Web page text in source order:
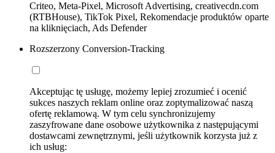
Criteo, Meta-Pixel, Microsoft Advertising, creativecdn.com
(RTBHouse), TikTok Pixel, Rekomendacje produktów oparte
na kliknięciach, Ads Defender
Rozszerzony Conversion-Tracking
Akceptując tę usługę, możemy lepiej zrozumieć i ocenić
sukces naszych reklam online oraz zoptymalizować naszą
ofertę reklamową. W tym celu synchronizujemy
zaszyfrowane dane osobowe użytkownika z następującymi
dostawcami zewnętrznymi, jeśli użytkownik korzysta już z
ich usług: